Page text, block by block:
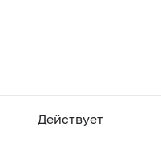
Действует